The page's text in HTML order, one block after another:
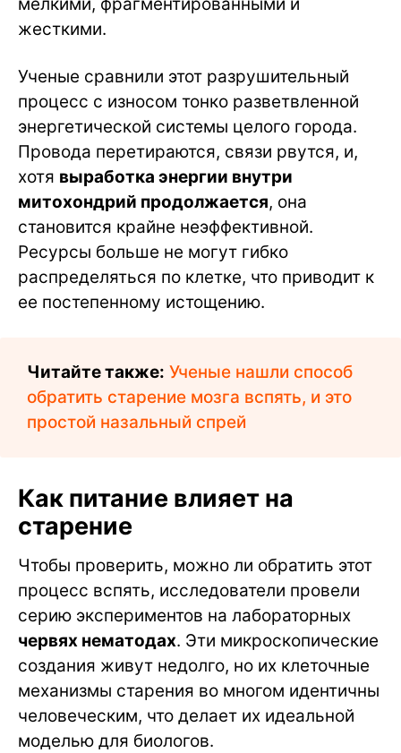
мелкими, фрагментированными и
жесткими.
Ученые сравнили этот разрушительный
процесс с износом тонко разветвленной
энергетической системы целого города.
Провода перетираются, связи рвутся, и,
хотя выработка энергии внутри
митохондрий продолжается, она
становится крайне неэффективной.
Ресурсы больше не могут гибко
распределяться по клетке, что приводит к
ее постепенному истощению.
Читайте также: Ученые нашли способ
обратить старение мозга вспять, и это
простой назальный спрей
Как питание влияет на
старение
Чтобы проверить, можно ли обратить этот
процесс вспять, исследователи провели
серию экспериментов на лабораторных
червях нематодах. Эти микроскопические
создания живут недолго, но их клеточные
механизмы старения во многом идентичны
человеческим, что делает их идеальной
моделью для биологов.